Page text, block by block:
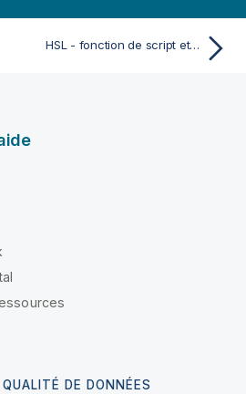
HSL - fonction de script et fonction de graphique
DE DONNÉES